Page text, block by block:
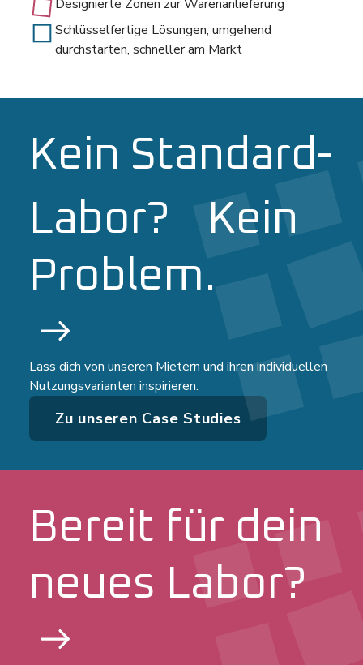
Designierte Zonen zur Warenanlieferung
Schlüsselfertige Lösungen, umgehend
durchstarten, schneller am Markt
Kein Standard-
Labor? Kein
Problem.
Lass dich von unseren Mietern und ihren individuellen
Nutzungsvarianten inspirieren.
Zu unseren Case Studies
Bereit für dein
neues Labor?